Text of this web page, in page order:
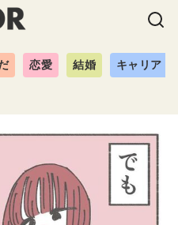
恋愛 結婚 キャリア